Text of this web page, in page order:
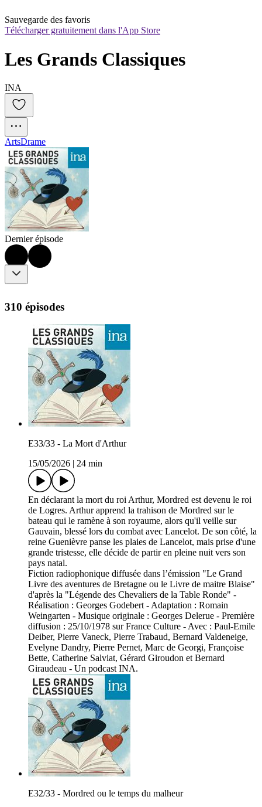
Sauvegarde des favoris
Télécharger gratuitement dans l'App Store
Les Grands Classiques
INA
ArtsDrame
Dernier épisode
310 épisodes
E33/33 - La Mort d'Arthur
15/05/2026
24 min
En déclarant la mort du roi Arthur, Mordred est devenu le roi
de Logres. Arthur apprend la trahison de Mordred sur le
bateau qui le ramène à son royaume, alors qu'il veille sur
Gauvain, blessé lors du combat avec Lancelot. De son côté, la
reine Guenièvre panse les plaies de Lancelot, mais prise d'une
grande tristesse, elle décide de partir en pleine nuit vers son
pays natal.
Fiction radiophonique diffusée dans l’émission "Le Grand
Livre des aventures de Bretagne ou le Livre de maitre Blaise"
d'après la "Légende des Chevaliers de la Table Ronde" -
Réalisation : Georges Godebert - Adaptation : Romain
Weingarten - Musique originale : Georges Delerue - Première
diffusion : 25/10/1978 sur France Culture - Avec : Paul-Emile
Deiber, Pierre Vaneck, Pierre Trabaud, Bernard Valdeneige,
Evelyne Dandry, Pierre Pernet, Marc de Georgi, Françoise
Bette, Catherine Salviat, Gérard Giroudon et Bernard
Giraudeau - Un podcast INA.
E32/33 - Mordred ou le temps du malheur